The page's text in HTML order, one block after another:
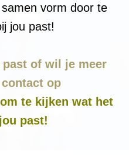
vorm door te
jou past!
of wil je meer
op
te kijken wat het
past!